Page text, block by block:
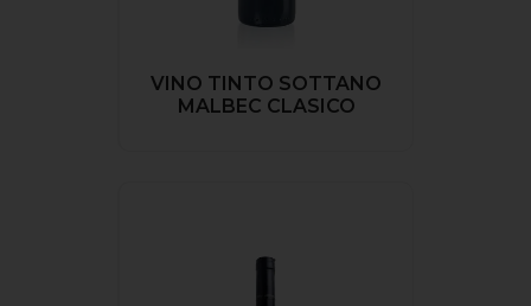
VINO TINTO SOTTANO
MALBEC CLASICO